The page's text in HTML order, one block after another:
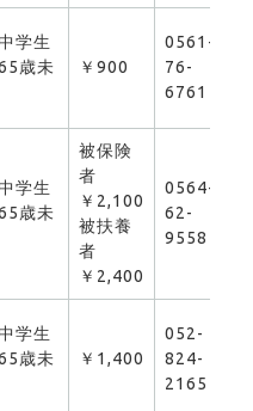
学生
歳未
￥900
0561-
76-
6761
学生
歳未
被保険
者
￥2,100
被扶養
者
￥2,400
0564-
62-
9558
学生
歳未
￥1,400
052-
824-
2165